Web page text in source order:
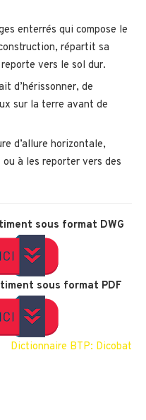
enterrés qui compose le
répartit sa
vers le sol dur.
d’hérissonner, de
sur la terre avant de
d’allure horizontale,
à les reporter vers des
sous format DWG
sous format PDF
Dictionnaire BTP: Dicobat